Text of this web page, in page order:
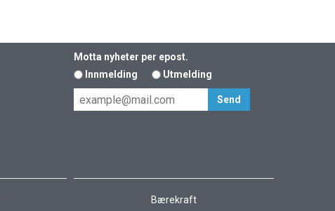
Motta nyheter per epost.
Innmelding
Utmelding
Bærekraft